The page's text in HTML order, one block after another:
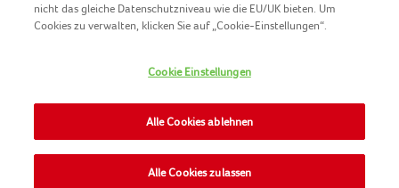
SITEMAP
KONTAKT
IMPRESSUM
NOMAD FOODS
NUTZUNGSBEDINGUNGEN
PRIVACY POLICY
nicht das gleiche Datenschutzniveau wie die EU/UK bieten. Um
Cookies zu verwalten, klicken Sie auf „Cookie-Einstellungen“.
Cookie Einstellungen
Alle Cookies ablehnen
Alle Cookies zulassen